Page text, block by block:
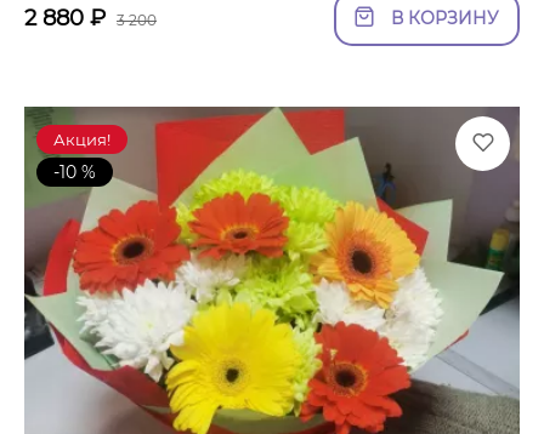
2 880 ₽ 3 200 В КОРЗИНУ
Акция!
-10 %